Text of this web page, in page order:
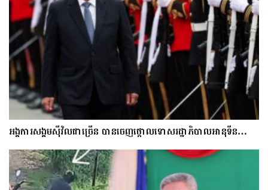
អង្គការសង្គមស៊ីវិលជាច្រើន បានចេញថ្កោលទោសរដ្ឋាភិបាលអានុទីន…